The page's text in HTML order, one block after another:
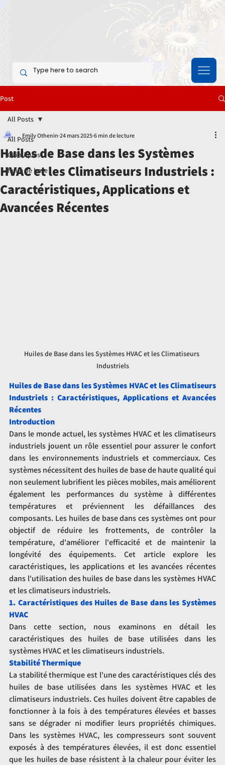
Post
All Posts
Chimiques
huile de base
All Posts
Huiles de Base dans les Systèmes
HVAC et les Climatiseurs Industriels :
Caractéristiques, Applications et
Avancées Récentes
Emily Othenin 24 mars 2025 6 min de lecture
Huiles de Base dans les Systèmes HVAC et les Climatiseurs
Industriels
Huiles de Base dans les Systèmes HVAC et les Climatiseurs
Industriels : Caractéristiques, Applications et Avancées
Récentes
Introduction
Dans le monde actuel, les systèmes HVAC et les climatiseurs
industriels jouent un rôle essentiel pour assurer le confort
dans les environnements industriels et commerciaux. Ces
systèmes nécessitent des huiles de base de haute qualité qui
non seulement lubrifient les pièces mobiles, mais améliorent
également les performances du système à différentes
températures et préviennent les défaillances des
composants. Les huiles de base dans ces systèmes ont pour
objectif de réduire les frottements, de contrôler la
température, d'améliorer l'efficacité et de maintenir la
longévité des équipements. Cet article explore les
caractéristiques, les applications et les avancées récentes
dans l'utilisation des huiles de base dans les systèmes HVAC
et les climatiseurs industriels.
1. Caractéristiques des Huiles de Base dans les Systèmes
HVAC
Dans cette section, nous examinons en détail les
caractéristiques des huiles de base utilisées dans les
systèmes HVAC et les climatiseurs industriels.
Stabilité Thermique
La stabilité thermique est l'une des caractéristiques clés des
huiles de base utilisées dans les systèmes HVAC et les
climatiseurs industriels. Ces huiles doivent être capables de
fonctionner à la fois à des températures élevées et basses
sans se dégrader ni modifier leurs propriétés chimiques.
Dans les systèmes HVAC, les compresseurs sont souvent
exposés à des températures élevées, il est donc essentiel
que les huiles de base résistent à la chaleur pour éviter les